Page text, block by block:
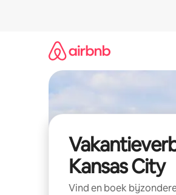
Kansas City
Vind en boek